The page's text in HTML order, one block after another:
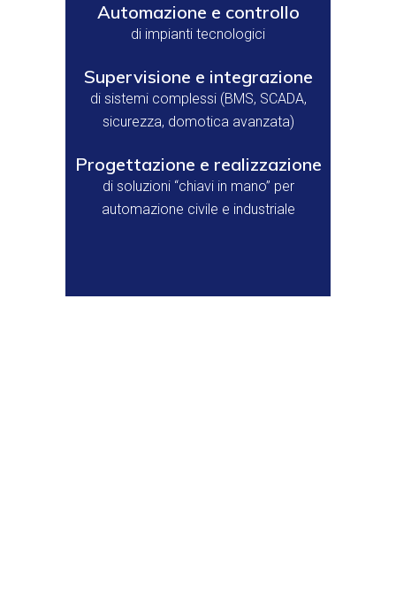
Automazione e controllo
di impianti tecnologici
Supervisione e integrazione
di sistemi complessi (BMS, SCADA,
sicurezza, domotica avanzata)
Progettazione e realizzazione
di soluzioni “chiavi in mano” per
automazione civile e industriale